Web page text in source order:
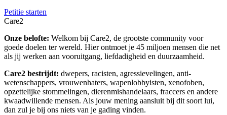
Petitie starten
Care2
Onze belofte: Welkom bij Care2, de grootste community voor
goede doelen ter wereld. Hier ontmoet je 45 miljoen mensen die net
als jij werken aan vooruitgang, liefdadigheid en duurzaamheid.
Care2 bestrijdt: dwepers, racisten, agressievelingen, anti-
wetenschappers, vrouwenhaters, wapenlobbyisten, xenofoben,
opzettelijke stommelingen, dierenmishandelaars, fraccers en andere
kwaadwillende mensen. Als jouw mening aansluit bij dit soort lui,
dan zul je bij ons niets van je gading vinden.